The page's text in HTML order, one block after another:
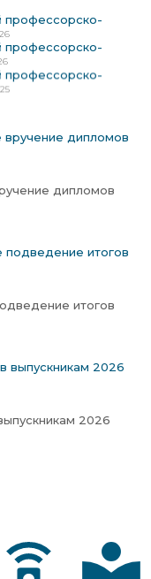
профессорско-
профессорско-
профессорско-
дипломов
итогов
2026